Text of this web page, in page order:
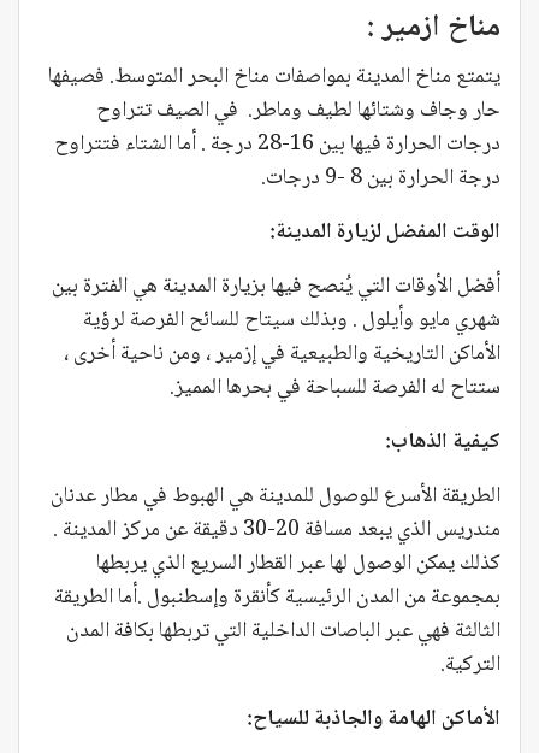
مناخ ازمير :
يتمتع مناخ المدينة بمواصفات مناخ البحر المتوسط. فصيفها
حار وجاف وشتائها لطيف وماطر. في الصيف تتراوح
درجات الحرارة فيها بين 16-28 درجة . أما الشتاء فتتراوح
درجة الحرارة بين 8 -9 درجات.
الوقت المفضل لزيارة المدينة:
أفضل الأوقات التي يُنصح فيها بزيارة المدينة هي الفترة بين
شهري مايو وأيلول . وبذلك سيتاح للسائح الفرصة لرؤية
الأماكن التاريخية والطبيعية في إزمير ، ومن ناحية أخرى ،
ستتاح له الفرصة للسباحة في بحرها المميز.
كيفية الذهاب:
الطريقة الأسرع للوصول للمدينة هي الهبوط في مطار عدنان
مندريس الذي يبعد مسافة 20-30 دقيقة عن مركز المدينة .
كذلك يمكن الوصول لها عبر القطار السريع الذي يربطها
بمجموعة من المدن الرئيسية كأنقرة وإسطنبول .أما الطريقة
الثالثة فهي عبر الباصات الداخلية التي تربطها بكافة المدن
التركية.
الأماكن الهامة والجاذبة للسياح: